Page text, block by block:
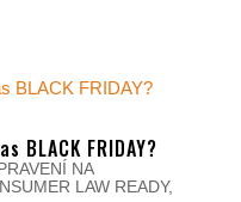
BLACK FRIDAY?
NA
LAW READY,